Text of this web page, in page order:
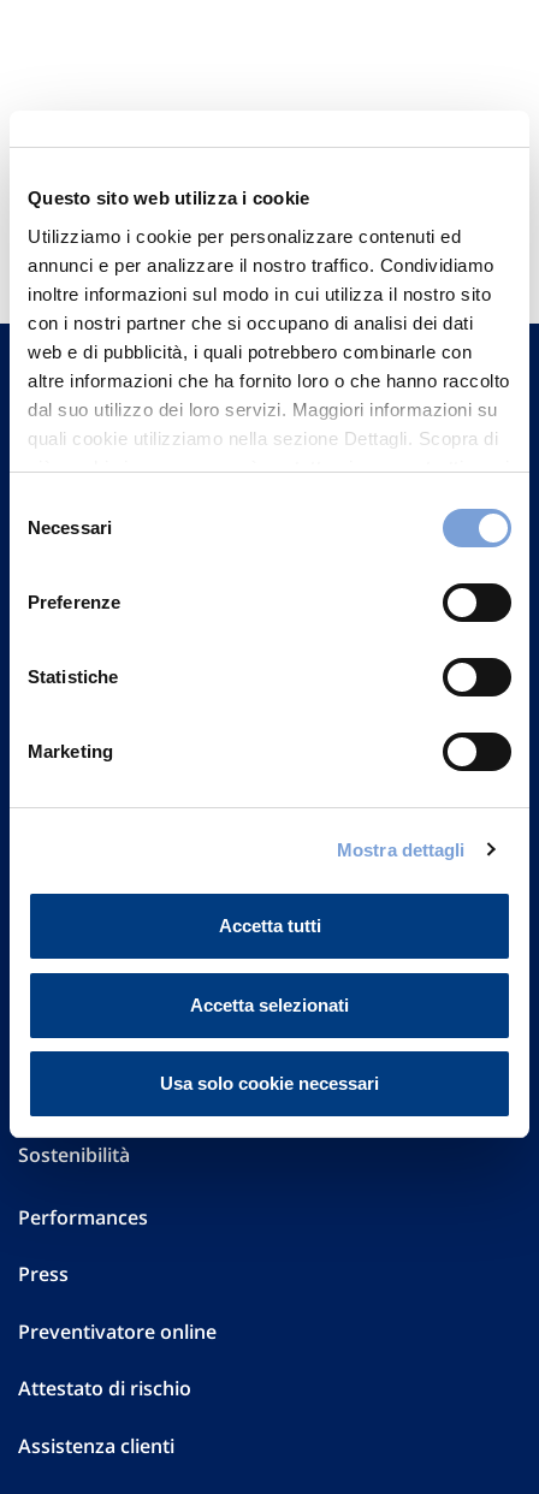
Questo sito web utilizza i cookie
Utilizziamo i cookie per personalizzare contenuti ed
annunci e per analizzare il nostro traffico. Condividiamo
inoltre informazioni sul modo in cui utilizza il nostro sito
con i nostri partner che si occupano di analisi dei dati
web e di pubblicità, i quali potrebbero combinarle con
altre informazioni che ha fornito loro o che hanno raccolto
dal suo utilizzo dei loro servizi. Maggiori informazioni su
quali cookie utilizziamo nella sezione Dettagli. Scopra di
più su chi siamo, come può contattarci e come trattiamo i
può trovare nel footer del sito nella sezione "Informativa
delNecessari
Preferenze
Statistiche
Marketing
Mostra dettagli
Accetta tutti
Accetta selezionati
Usa solo cookie necessari
Hai bisogno di
informazioni?
Trova l'Agenzia più vicina a te e parla con
un nostro Agente.
Contattaci
Via Ignazio Gardella, 2
Governance
Investor Relations
Altre informazioni
Sostenibilità
Performances
Press
Preventivatore online
Attestato di rischio
Assistenza clienti